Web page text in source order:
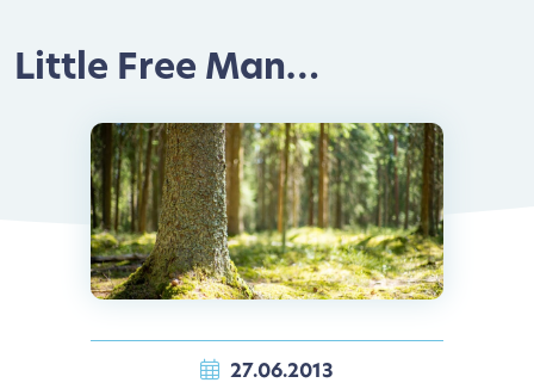
Little Free Man…
27.06.2013